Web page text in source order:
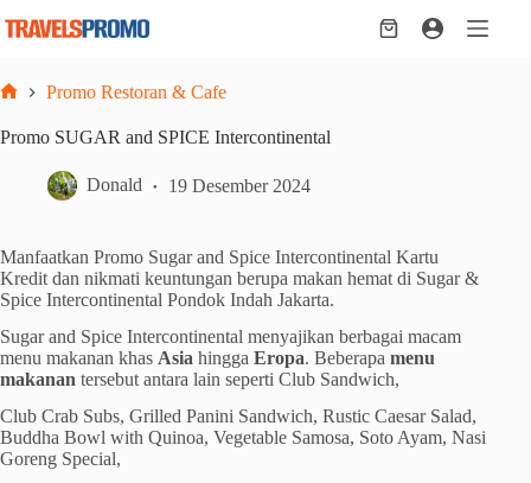
Shopping
Promo Restoran & Cafe
Promo SUGAR and SPICE Intercontinental
Donald 19 Desember 2024
Manfaatkan Promo Sugar and Spice Intercontinental Kartu
Kredit dan nikmati keuntungan berupa makan hemat di Sugar &
Spice Intercontinental Pondok Indah Jakarta.
Sugar and Spice Intercontinental menyajikan berbagai macam
menu makanan khas Asia hingga Eropa. Beberapa menu
makanan tersebut antara lain seperti Club Sandwich,
Club Crab Subs, Grilled Panini Sandwich, Rustic Caesar Salad,
Buddha Bowl with Quinoa, Vegetable Samosa, Soto Ayam, Nasi
Goreng Special,